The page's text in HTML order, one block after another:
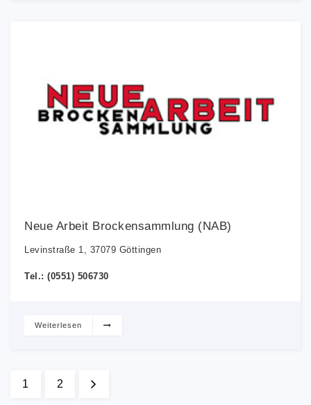
Neue Arbeit Brockensammlung (NAB)
Levinstraße 1, 37079 Göttingen
Tel.: (0551) 506730
Weiterlesen
1 2